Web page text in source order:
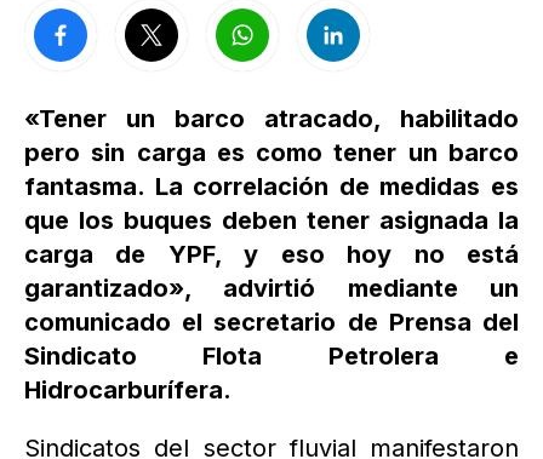
«Tener un barco atracado, habilitado
pero sin carga es como tener un barco
fantasma. La correlación de medidas es
que los buques deben tener asignada la
carga de YPF, y eso hoy no está
garantizado», advirtió mediante un
comunicado el secretario de Prensa del
Sindicato Flota Petrolera e
Hidrocarburífera.
Sindicatos del sector fluvial manifestaron